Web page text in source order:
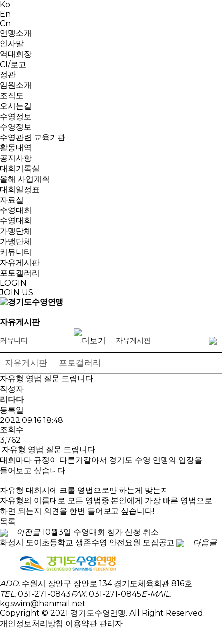
Ko
En
Cn
연맹소개
인사말
역대회장
CI/로고
정관
임원소개
조직도
오시는길
수영정보
수영정보
수영관련 교육기관
활동내역
공지사항
대회기록실
올해 사업계획
대회일정표
자료실
수영대회
수영대회
가맹단체
가맹단체
커뮤니티
자유게시판
포토갤러리
LOGIN
JOIN US
자유게시판
커뮤니티 자유게시판
자유게시판 포토갤러리
자유형 영법 질문 드립니다
작성자
리다다
등록일
2022.09.16 18:48
조회수
3,762
자유형 영법 질문 드립니다
대회마다 규정이 다른거같아서 경기도 수영 연맹의 입장을
들어보고 싶습니다.
자유형 대회시에 크롤 영법으로만 하는게 맞는지
자유형의 이름대로 모든 영법중 본인에게 가장 빠른 영법으로
하면 되는지 의견을 한번 들어보고 싶습니다!
목록
이전글 10월3일 수영대회 참가 신청 취소
화성시 도이초등학교 생존수영 안전요원 모집공고
다음글
ADD. 수원시 장안구 장안로 134 경기도체육회관 816호
TEL. 031-271-0843FAX. 031-271-0845E-MAIL.
kgswim@hanmail.net
Copyright © 2021 경기도수영연맹. All Right Reserved.
개인정보처리방침 이용약관 관리자